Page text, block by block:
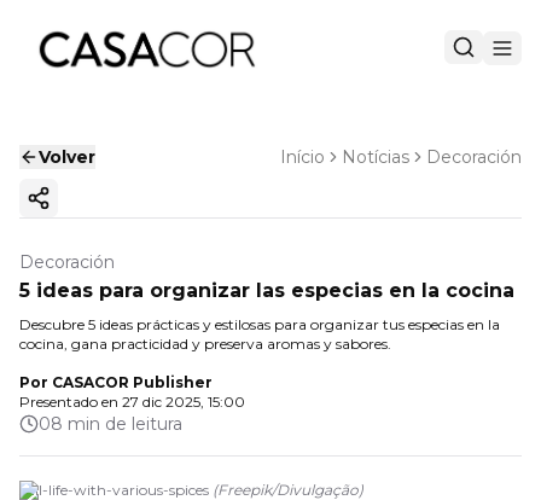
Volver Início Notícias Decoración
Copiar enlace
Decoración
5 ideas para organizar las especias en la cocina
Descubre 5 ideas prácticas y estilosas para organizar tus especias en la
cocina, gana practicidad y preserva aromas y sabores.
Por CASACOR Publisher
Presentado en 27 dic 2025, 15:00
08 min de leitura
still-life-with-various-spices (Freepik/Divulgação)